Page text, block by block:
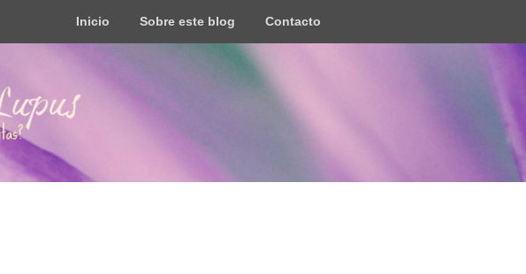
Inicio Sobre este blog Contacto
todo tipo de información y recursos